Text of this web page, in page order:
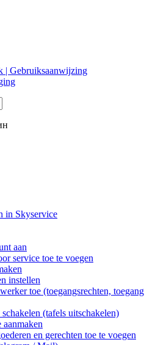
| Gebruiksaanwijzing
in Skyservice
aan
service toe te voegen
instellen
toe (toegangsrechten, toegang
(tafels uitschakelen)
aanmaken
en gerechten toe te voegen